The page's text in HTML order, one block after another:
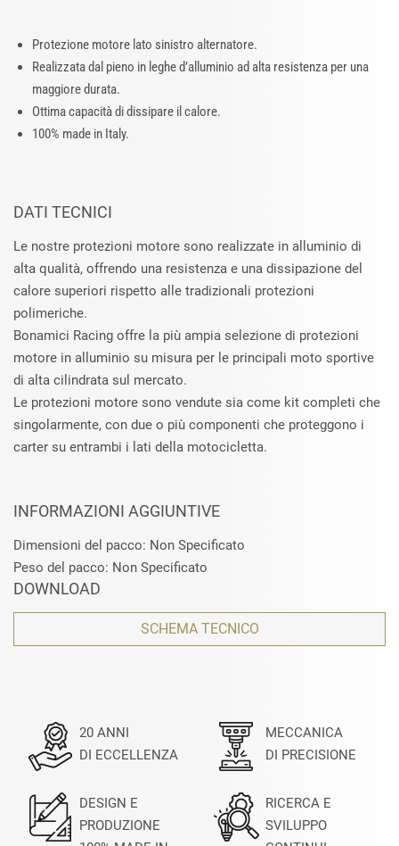
Protezione motore lato sinistro alternatore.
Realizzata dal pieno in leghe d’alluminio ad alta resistenza per una
maggiore durata.
Ottima capacità di dissipare il calore.
100% made in Italy.
DATI TECNICI
Le nostre protezioni motore sono realizzate in alluminio di
alta qualità, offrendo una resistenza e una dissipazione del
calore superiori rispetto alle tradizionali protezioni
polimeriche.
Bonamici Racing offre la più ampia selezione di protezioni
motore in alluminio su misura per le principali moto sportive
di alta cilindrata sul mercato.
Le protezioni motore sono vendute sia come kit completi che
singolarmente, con due o più componenti che proteggono i
carter su entrambi i lati della motocicletta.
INFORMAZIONI AGGIUNTIVE
Dimensioni del pacco: Non Specificato
Peso del pacco: Non Specificato
DOWNLOAD
SCHEMA TECNICO
20 ANNI
DI ECCELLENZA
MECCANICA
DI PRECISIONE
DESIGN E
PRODUZIONE
RICERCA E
SVILUPPO